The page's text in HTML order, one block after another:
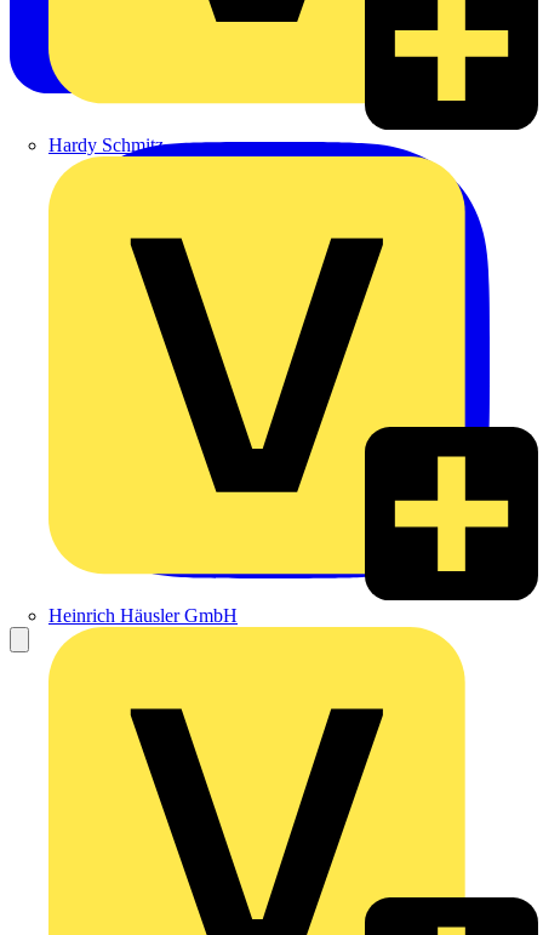
Hardy Schmitz
Heinrich Häusler GmbH